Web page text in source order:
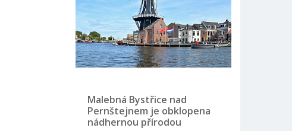
Malebná Bystřice nad
Pernštejnem je obklopena
nádhernou přírodou